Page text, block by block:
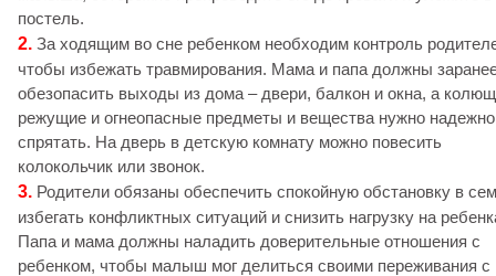
постель.
2. За ходящим во сне ребенком необходим контроль
чтобы избежать травмирования. Мама и папа должны
обезопасить выходы из дома – двери, балкон и окна, а
режущие и огнеопасные предметы и вещества нужно надежно
спрятать. На дверь в детскую комнату можно повесить
колокольчик или звонок.
3. Родители обязаны обеспечить спокойную обстановку в
избегать конфликтных ситуаций и снизить нагрузку на
Папа и мама должны наладить доверительные отношения с
ребенком, чтобы малыш мог делиться своими переживания с